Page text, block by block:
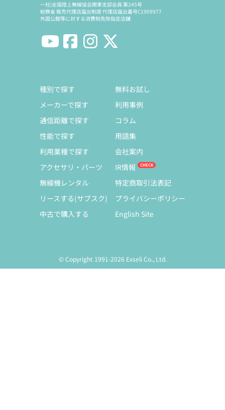
一社)全国陸上無線協会関東支部会員 第245号
総務省 販売代理店届出制度 代理店届出番号C1909977
外国公館等に対する消費税免除指定店舗
種別で探す
メーカーで探す
通信距離で探す
性能で探す
利用業種で探す
アクセサリ・パーツ
無線機レンタル
リースする(サブスク)
中古で購入する
無料お試し
利用事例
コラム
用語集
会社案内
IR情報
特定商取引法表記
プライバシーポリシー
English Site
© Copyright 1991-2026 Exseli Co., Ltd.